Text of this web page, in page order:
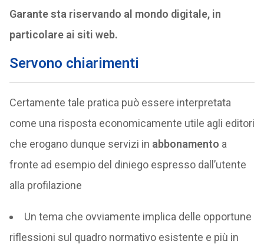
Garante sta riservando al mondo digitale, in
particolare ai siti web.
Servono chiarimenti
Certamente tale pratica può essere interpretata
come una risposta economicamente utile agli editori
che erogano dunque servizi in abbonamento a
fronte ad esempio del diniego espresso dall’utente
alla profilazione
Un tema che ovviamente implica delle opportune
riflessioni sul quadro normativo esistente e più in